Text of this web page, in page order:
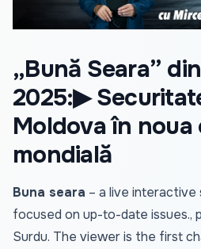
„Bună Seara”
2025:▶
Moldova în noua
mondială
Buna seara – a live
focused on up-to-date issues.,
Surdu. The viewer is the first